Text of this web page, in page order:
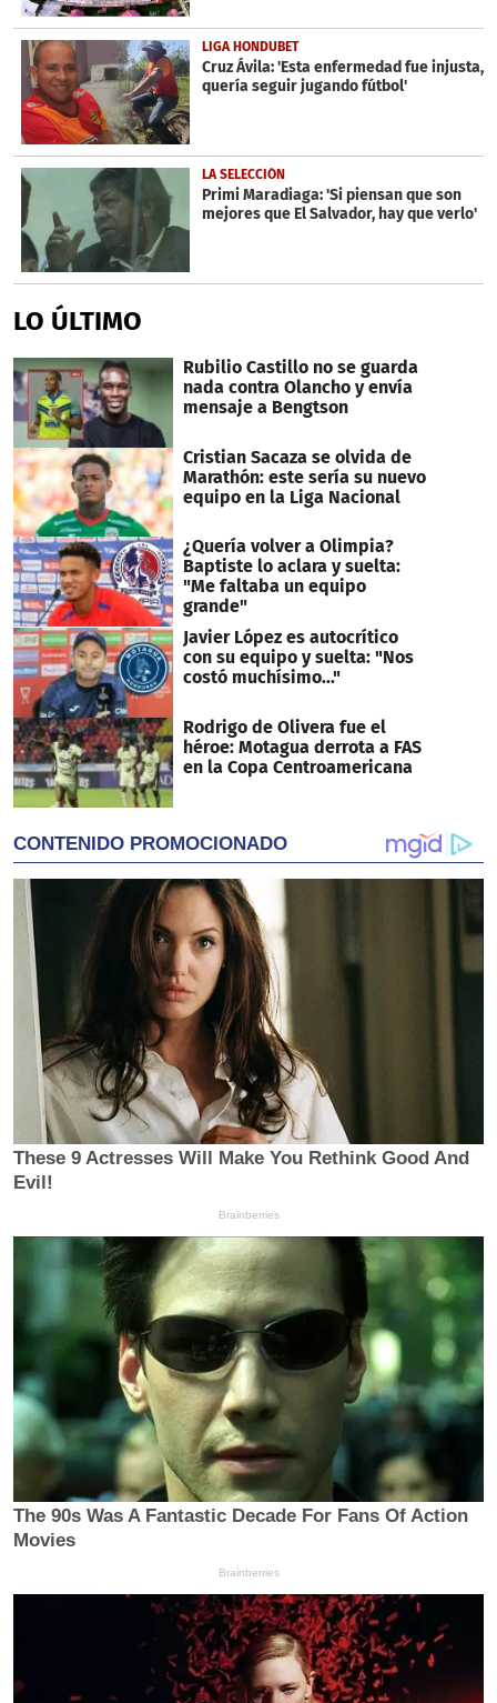
LIGA HONDUBET
Cruz Ávila: 'Esta enfermedad fue injusta,
quería seguir jugando fútbol'
LA SELECCIÓN
Primi Maradiaga: 'Si piensan que son
mejores que El Salvador, hay que verlo'
LO ÚLTIMO
Rubilio Castillo no se guarda
nada contra Olancho y envía
mensaje a Bengtson
Cristian Sacaza se olvida de
Marathón: este sería su nuevo
equipo en la Liga Nacional
¿Quería volver a Olimpia?
Baptiste lo aclara y suelta:
"Me faltaba un equipo
grande"
Javier López es autocrítico
con su equipo y suelta: "Nos
costó muchísimo..."
Rodrigo de Olivera fue el
héroe: Motagua derrota a FAS
en la Copa Centroamericana